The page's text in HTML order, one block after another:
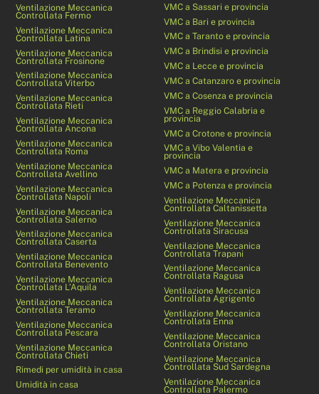
Ventilazione Meccanica
Controllata Fermo
Ventilazione Meccanica
Controllata Latina
Ventilazione Meccanica
Controllata Frosinone
Ventilazione Meccanica
Controllata Viterbo
Ventilazione Meccanica
Controllata Rieti
Ventilazione Meccanica
Controllata Ancona
Ventilazione Meccanica
Controllata Roma
Ventilazione Meccanica
Controllata Avellino
Ventilazione Meccanica
Controllata Napoli
Ventilazione Meccanica
Controllata Salerno
Ventilazione Meccanica
Controllata Caserta
Ventilazione Meccanica
Controllata Benevento
Ventilazione Meccanica
Controllata L’Aquila
Ventilazione Meccanica
Controllata Teramo
Ventilazione Meccanica
Controllata Pescara
Ventilazione Meccanica
Controllata Chieti
Rimedi per umidità in casa
Umidità in casa
VMC a Sassari e provincia
VMC a Bari e provincia
VMC a Taranto e provincia
VMC a Brindisi e provincia
VMC a Lecce e provincia
VMC a Catanzaro e provincia
VMC a Cosenza e provincia
VMC a Reggio Calabria e
provincia
VMC a Crotone e provincia
VMC a Vibo Valentia e
provincia
VMC a Matera e provincia
VMC a Potenza e provincia
Ventilazione Meccanica
Controllata Caltanissetta
Ventilazione Meccanica
Controllata Siracusa
Ventilazione Meccanica
Controllata Trapani
Ventilazione Meccanica
Controllata Ragusa
Ventilazione Meccanica
Controllata Agrigento
Ventilazione Meccanica
Controllata Enna
Ventilazione Meccanica
Controllata Oristano
Ventilazione Meccanica
Controllata Sud Sardegna
Ventilazione Meccanica
Controllata Palermo